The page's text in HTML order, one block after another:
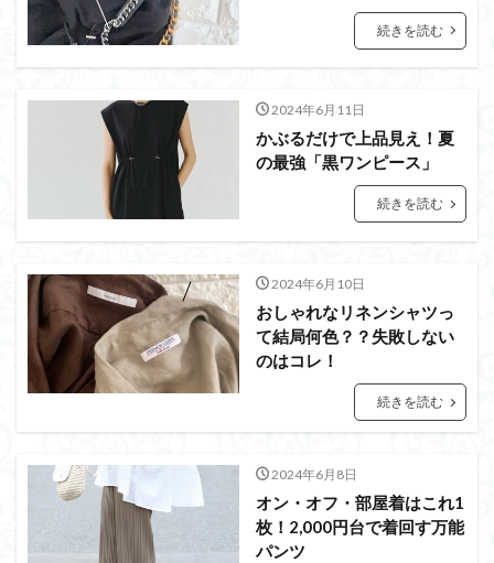
続きを読む
2024年6月11日
かぶるだけで上品見え！夏
の最強「黒ワンピース」
続きを読む
2024年6月10日
おしゃれなリネンシャツっ
て結局何色？？失敗しない
のはコレ！
続きを読む
2024年6月8日
オン・オフ・部屋着はこれ1
枚！2,000円台で着回す万能
パンツ